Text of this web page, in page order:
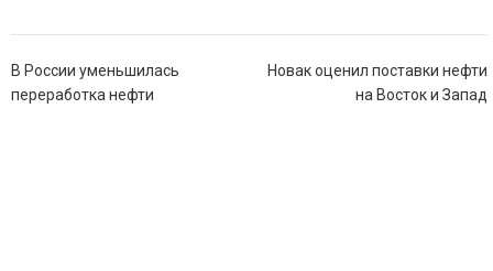
Навигация
по
В России уменьшилась
переработка нефти
Новак оценил поставки нефти
на Восток и Запад